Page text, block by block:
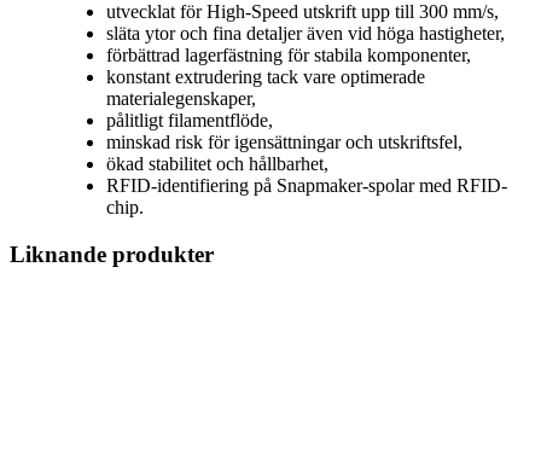
utvecklat för High-Speed utskrift upp till 300 mm/s,
släta ytor och fina detaljer även vid höga hastigheter,
förbättrad lagerfästning för stabila komponenter,
konstant extrudering tack vare optimerade
materialegenskaper,
pålitligt filamentflöde,
minskad risk för igensättningar och utskriftsfel,
ökad stabilitet och hållbarhet,
RFID-identifiering på Snapmaker-spolar med RFID-
chip.
Liknande produkter